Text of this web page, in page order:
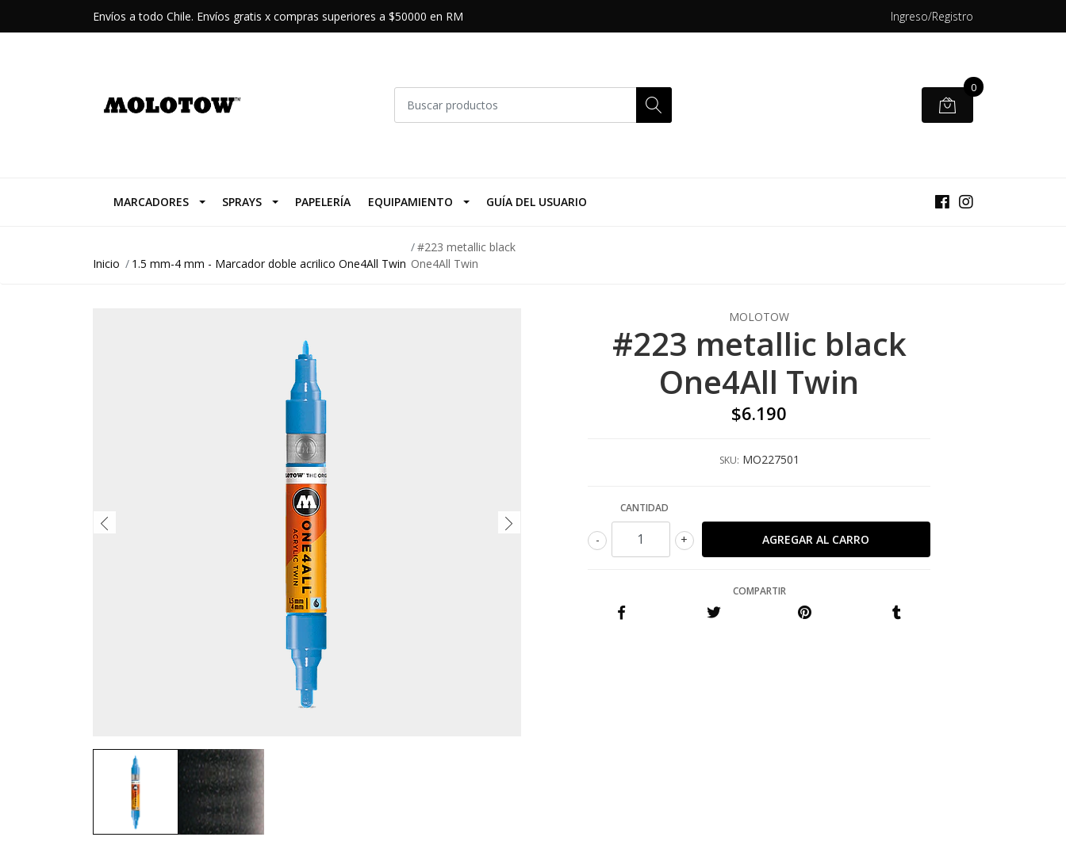
Envíos a todo Chile. Envíos gratis x compras superiores a $50000 en RM Ingreso/Registro
0
MARCADORES SPRAYS PAPELERÍA EQUIPAMIENTO GUÍA DEL USUARIO
Inicio 1.5 mm-4 mm - Marcador doble acrilico One4All Twin
#223 metallic black
One4All Twin
MOLOTOW
#223 metallic black
One4All Twin
$6.190
SKU: MO227501
CANTIDAD
+
-
COMPARTIR